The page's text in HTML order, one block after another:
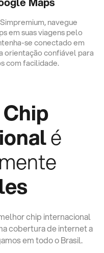
navegue
em suas viagens pelo
se conectado em
orientação confiável para
com facilidade.
Chip
é
chip internacional
cobertura de internet a
em todo o Brasil.